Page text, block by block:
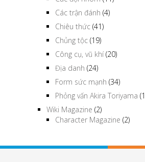
Chủng tộc(19)
Công cụ, vũ khí
Địa danh (24)
Form sức mạnh(34)
Phỏng vấn Akira Toriyama
Wiki Magazine(2)
Character Magazine